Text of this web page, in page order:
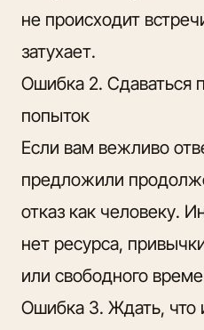
не происходит
затухает.
Ошибка 2. Сдаваться
попыток
Если вам вежливо
предложили
отказ как человеку.
нет ресурса,
или свободного
Ошибка 3. Ждать, что